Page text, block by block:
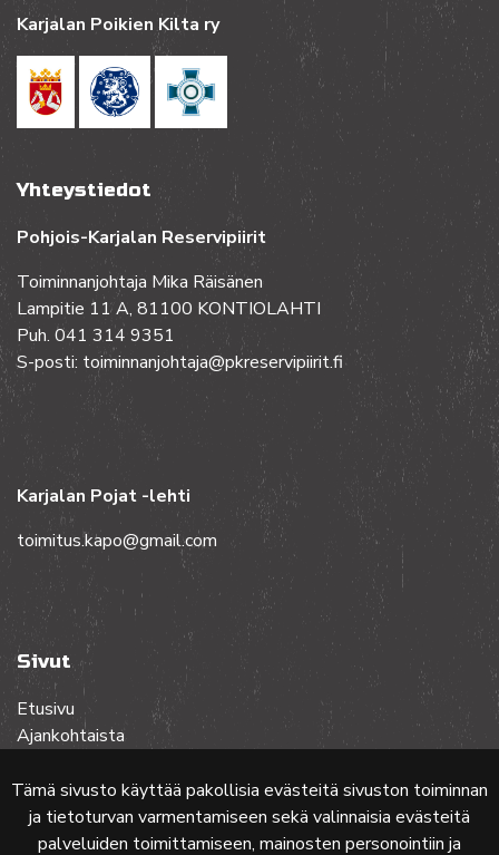
Tämä sivusto käyttää pakollisia evästeitä sivuston toiminnan
ja tietoturvan varmentamiseen sekä valinnaisia evästeitä
palveluiden toimittamiseen, mainosten personointiin ja
Karjalan Poikien Kilta ry
Yhteystiedot
Pohjois-Karjalan Reservipiirit
Toiminnanjohtaja Mika Räisänen
Lampitie 11 A, 81100 KONTIOLAHTI
Puh. 041 314 9351
S-posti: toiminnanjohtaja@pkreservipiirit.fi
Karjalan Pojat -lehti
toimitus.kapo@gmail.com
Sivut
Etusivu
Ajankohtaista
Lehdet
Yhteistyössä
Ota yhteyttä